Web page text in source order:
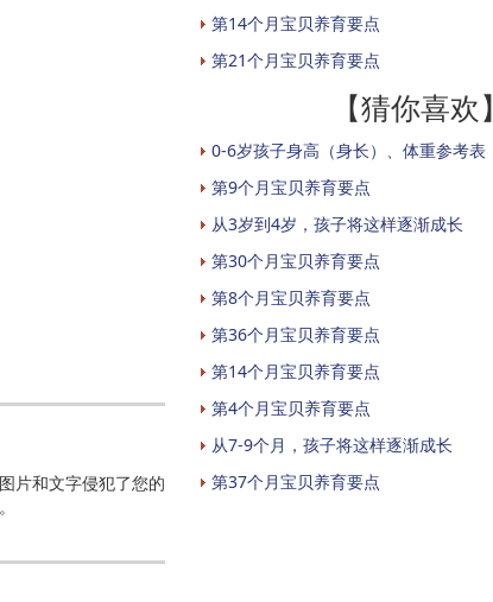
片和文字侵犯了您的
第14个月宝贝养育要点
第21个月宝贝养育要点
【猜你喜欢】
0-6岁孩子身高（身长）、体重参考表
第9个月宝贝养育要点
从3岁到4岁，孩子将这样逐渐成长
第30个月宝贝养育要点
第8个月宝贝养育要点
第36个月宝贝养育要点
第14个月宝贝养育要点
第4个月宝贝养育要点
从7-9个月，孩子将这样逐渐成长
第37个月宝贝养育要点